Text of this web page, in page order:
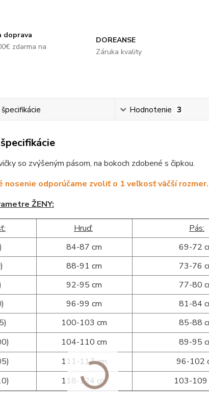
doprava
zdarma na
DOREANSE
Záruka kvality
Hodnotenie 3
so zvýšeným pásom, na bokoch zdobené s čipkou.
nosenie odporúčame zvoliť o 1 veľkosť väčší rozmer.
ŽENY:
Hruď:
Pás:
84-87 cm
69-72
88-91 cm
73-76
92-95 cm
77-80
96-99 cm
81-84
100-103 cm
85-88
104-110 cm
89-95
111-117 cm
96-102
118-124 cm 103-109